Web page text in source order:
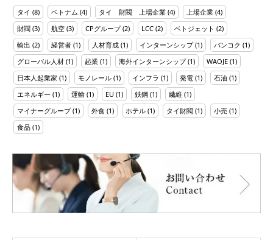
タイ (8) ベトナム (4) タイ 財閥 上場企業 (4) 上場企業 (4)
財閥 (3) 航空 (3) CPグループ(2) LCC (2) ベトジェット (2)
輸出 (2) 経営者 (1) 人材育成 (1) インターンシップ(1) バンコク (1)
グローバル人材 (1) 起業 (1) 海外インターンシップ(1) WAOJE (1)
日本人起業家 (1) モノレール (1) インフラ (1) 発電 (1) 石油 (1)
エネルギー (1) 運輸 (1) EU (1) 鉄鋼 (1) 繊維 (1)
マイナーグループ(1) 外食 (1) ホテル (1) タイ財閥 (1) 小売 (1)
食品 (1)